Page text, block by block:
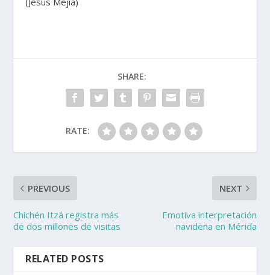
SHARE:
RATE:
PREVIOUS
Chichén Itzá registra más
de dos millones de visitas
NEXT
Emotiva interpretación
navideña en Mérida
RELATED POSTS